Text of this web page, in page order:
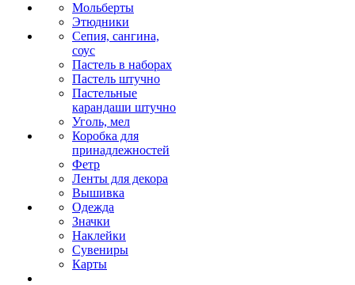
Мольберты
Этюдники
Сепия, сангина,
соус
Пастель в наборах
Пастель штучно
Пастельные
карандаши штучно
Уголь, мел
Коробка для
принадлежностей
Фетр
Ленты для декора
Вышивка
Одежда
Значки
Наклейки
Сувениры
Карты